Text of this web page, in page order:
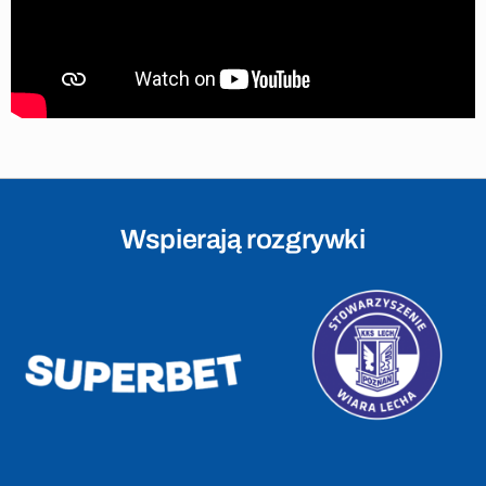
Wspierają rozgrywki